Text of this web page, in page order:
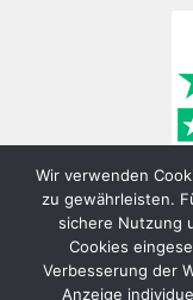
Wir verwenden
zu gewährleisten.
sichere Nutzung
Cookies
Verbesserung der
Anzeige